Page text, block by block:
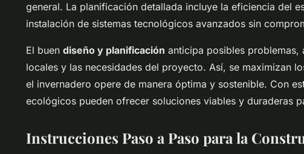
general. La planificación detallada incluye la eficiencia del
instalación de sistemas tecnológicos avanzados sin
El buen diseño y planificación anticipa posibles problemas,
locales y las necesidades del proyecto. Así, se maximizan
el invernadero opere de manera óptima y sostenible. Con
ecológicos pueden ofrecer soluciones viables y duraderas
Instrucciones Paso a Paso para la